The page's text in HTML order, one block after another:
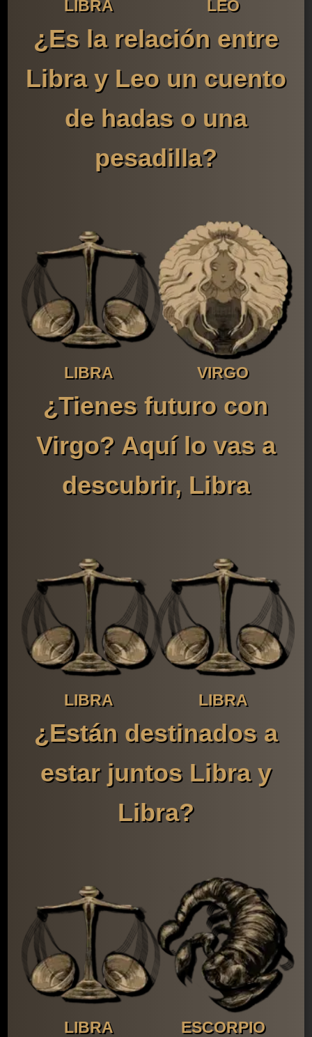
LIBRA LEO
¿Es la relación entre
Libra y Leo un cuento
de hadas o una
pesadilla?
LIBRA VIRGO
¿Tienes futuro con
Virgo? Aquí lo vas a
descubrir, Libra
LIBRA LIBRA
¿Están destinados a
estar juntos Libra y
Libra?
LIBRA ESCORPIO